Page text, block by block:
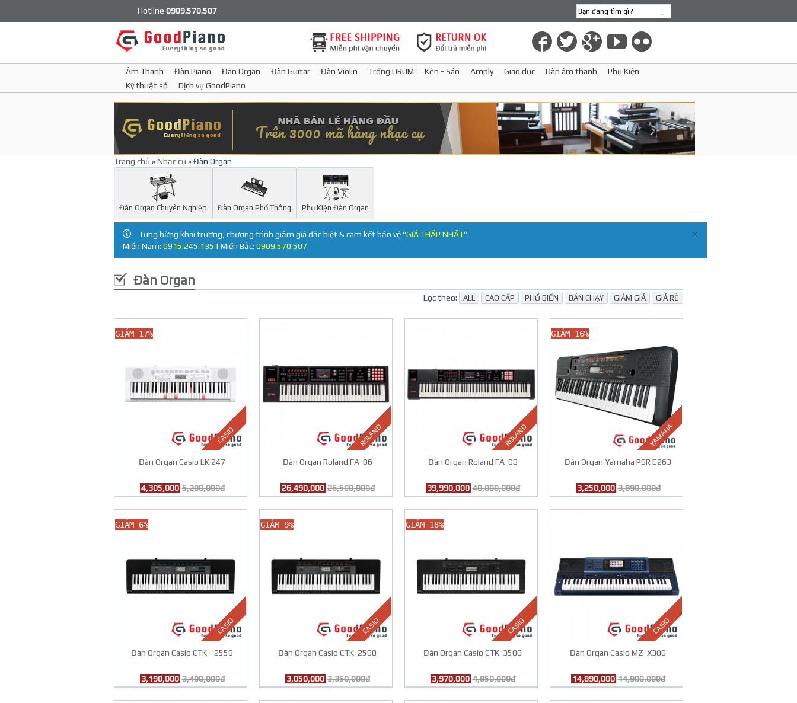
Hotline 0909.570.507
Âm Thanh Đàn Piano Đàn Organ Đàn Guitar Đàn Violin Trống DRUM Kèn - Sáo Amply Giáo dục Dàn âm thanh
Phụ Kiện
Kỹ thuật số
Dịch vụ GoodPiano
Trang chủ »Nhạc cụ » Đàn Organ
Đàn Organ Chuyên Nghiệp Đàn Organ Phổ Thông Phụ Kiện Đàn Organ
×
Tưng bừng khai trương, chương trình giảm giá đặc biệt & cam kết bảo vệ"GIÁ THẤP NHẤT".
Miền Nam: 0915.245.135 | Miền Bắc: 0909.570.507
Đàn Organ
Lọc theo: ALL CAO CẤP PHỔ BIẾN BÁN CHẠY GIẢM GIÁ GIÁ RẺ
CASIO
GIẢM 17%
Đàn Organ Casio LK 247
4,305,000 5,200,000đ
ROLAND
Đàn Organ Roland FA-06
26,490,000 26,500,000đ
ROLAND
Đàn Organ Roland FA-08
39,990,000 40,000,000đ
YAMAHA
GIẢM 16%
Đàn Organ Yamaha PSR E263
3,250,000 3,890,000đ
CASIO
GIẢM 6%
Đàn Organ Casio CTK - 2550
3,190,000 3,400,000đ
CASIO
GIẢM 9%
Đàn Organ Casio CTK-2500
3,050,000 3,350,000đ
CASIO
GIẢM 18%
Đàn Organ Casio CTK-3500
3,970,000 4,850,000đ
CASIO
Đàn Organ Casio MZ-X300
14,890,000 14,900,000đ